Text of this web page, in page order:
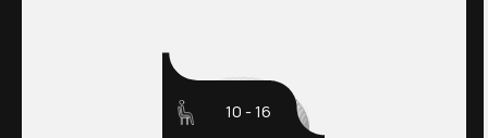
10 - 16